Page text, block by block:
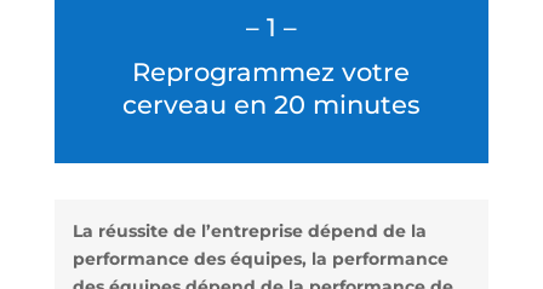
– 1 –
Reprogrammez votre
cerveau en 20 minutes
La réussite de l’entreprise dépend de la
performance des équipes, la performance